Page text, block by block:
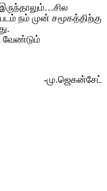
நம் முன் சமூகத்திற்கு
வேண்டும்
-மு.ஜெகன்சேட்